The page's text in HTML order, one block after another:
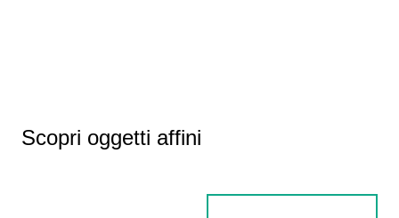
Scopri oggetti affini